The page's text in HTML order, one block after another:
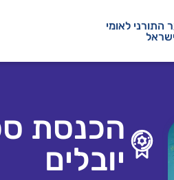
התורני לאומי
הכנסת
יובלים